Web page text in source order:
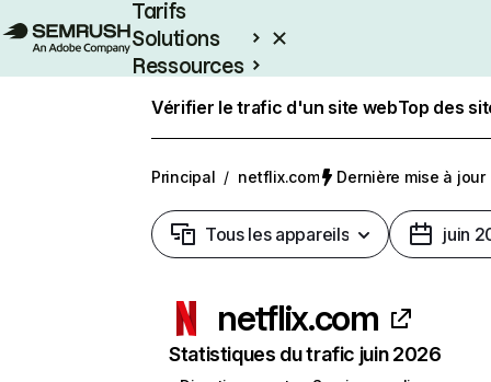
Tarifs
Solutions
Ressources
Vérifier le trafic d'un site webTop des
Principal / netflix.com Dernière mise à jour
Tous les appareils juin
netflix.com
Statistiques du trafic juin 2026